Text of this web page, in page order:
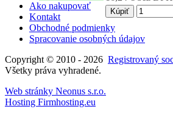
Kúpiť
Ako nakupovať
Kontakt
Obchodné podmienky
Spracovanie osobných údajov
Copyright © 2010 - 2026 Registrovaný
Všetky práva vyhradené.
Web stránky Neonus s.r.o.
Hosting Firmhosting.eu